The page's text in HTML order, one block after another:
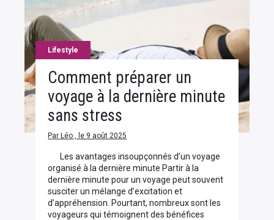
Lifestyle
Comment préparer un
voyage à la dernière minute
sans stress
Par Léo , le 9 août 2025
Les avantages insoupçonnés d’un voyage
organisé à la dernière minute Partir à la
dernière minute pour un voyage peut souvent
susciter un mélange d’excitation et
d’appréhension. Pourtant, nombreux sont les
voyageurs qui témoignent des bénéfices